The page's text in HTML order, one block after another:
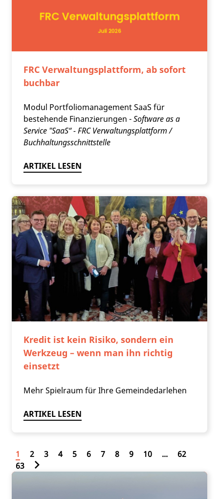
FRC Verwaltungsplattform, ab sofort
buchbar
Modul Portfoliomanagement SaaS für
bestehende Finanzierungen -Software as a
Service "SaaS“ - FRC Verwaltungsplattform /
Buchhaltungsschnittstelle
ARTIKEL LESEN
Kredit ist kein Risiko, sondern ein
Werkzeug – wenn man ihn richtig
einsetzt
Mehr Spielraum für Ihre Gemeindedarlehen
ARTIKEL LESEN
1 2 3 4 5 6 7 8 9 10 ...
62
63